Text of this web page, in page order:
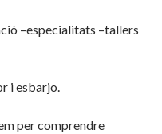
–especialitats –tallers
i esbarjo.
per comprendre